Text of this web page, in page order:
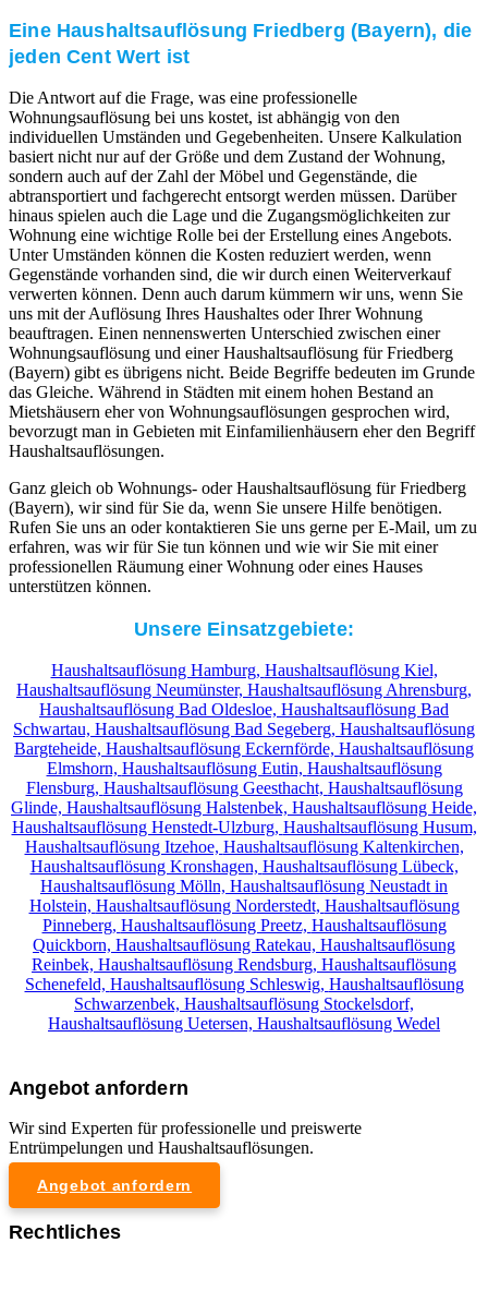
Eine Haushaltsauflösung Friedberg (Bayern), die
jeden Cent Wert ist
Die Antwort auf die Frage, was eine professionelle
Wohnungsauflösung bei uns kostet, ist abhängig von den
individuellen Umständen und Gegebenheiten. Unsere Kalkulation
basiert nicht nur auf der Größe und dem Zustand der Wohnung,
sondern auch auf der Zahl der Möbel und Gegenstände, die
abtransportiert und fachgerecht entsorgt werden müssen. Darüber
hinaus spielen auch die Lage und die Zugangsmöglichkeiten zur
Wohnung eine wichtige Rolle bei der Erstellung eines Angebots.
Unter Umständen können die Kosten reduziert werden, wenn
Gegenstände vorhanden sind, die wir durch einen Weiterverkauf
verwerten können. Denn auch darum kümmern wir uns, wenn Sie
uns mit der Auflösung Ihres Haushaltes oder Ihrer Wohnung
beauftragen. Einen nennenswerten Unterschied zwischen einer
Wohnungsauflösung und einer Haushaltsauflösung für Friedberg
(Bayern) gibt es übrigens nicht. Beide Begriffe bedeuten im Grunde
das Gleiche. Während in Städten mit einem hohen Bestand an
Mietshäusern eher von Wohnungsauflösungen gesprochen wird,
bevorzugt man in Gebieten mit Einfamilienhäusern eher den Begriff
Haushaltsauflösungen.
Ganz gleich ob Wohnungs- oder Haushaltsauflösung für Friedberg
(Bayern), wir sind für Sie da, wenn Sie unsere Hilfe benötigen.
Rufen Sie uns an oder kontaktieren Sie uns gerne per E-Mail, um zu
erfahren, was wir für Sie tun können und wie wir Sie mit einer
professionellen Räumung einer Wohnung oder eines Hauses
unterstützen können.
Unsere Einsatzgebiete:
Haushaltsauflösung Hamburg, Haushaltsauflösung Kiel,
Haushaltsauflösung Neumünster, Haushaltsauflösung Ahrensburg,
Haushaltsauflösung Bad Oldesloe, Haushaltsauflösung Bad
Schwartau, Haushaltsauflösung Bad Segeberg, Haushaltsauflösung
Bargteheide, Haushaltsauflösung Eckernförde, Haushaltsauflösung
Elmshorn, Haushaltsauflösung Eutin, Haushaltsauflösung
Flensburg, Haushaltsauflösung Geesthacht, Haushaltsauflösung
Glinde, Haushaltsauflösung Halstenbek, Haushaltsauflösung Heide,
Haushaltsauflösung Henstedt-Ulzburg, Haushaltsauflösung Husum,
Haushaltsauflösung Itzehoe, Haushaltsauflösung Kaltenkirchen,
Haushaltsauflösung Kronshagen, Haushaltsauflösung Lübeck,
Haushaltsauflösung Mölln, Haushaltsauflösung Neustadt in
Holstein, Haushaltsauflösung Norderstedt, Haushaltsauflösung
Pinneberg, Haushaltsauflösung Preetz, Haushaltsauflösung
Quickborn, Haushaltsauflösung Ratekau, Haushaltsauflösung
Reinbek, Haushaltsauflösung Rendsburg, Haushaltsauflösung
Schenefeld, Haushaltsauflösung Schleswig, Haushaltsauflösung
Schwarzenbek, Haushaltsauflösung Stockelsdorf,
Haushaltsauflösung Uetersen, Haushaltsauflösung Wedel
Angebot anfordern
Wir sind Experten für professionelle und preiswerte
Entrümpelungen und Haushaltsauflösungen.
Angebot anfordern
Rechtliches